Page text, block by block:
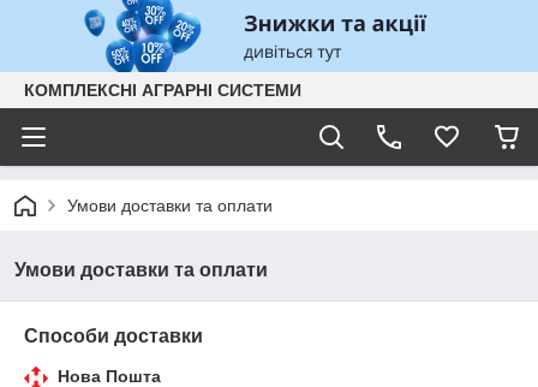
КОМПЛЕКСНІ АГРАРНІ СИСТЕМИ
Умови доставки та оплати
Умови доставки та оплати
Способи доставки
Нова Пошта